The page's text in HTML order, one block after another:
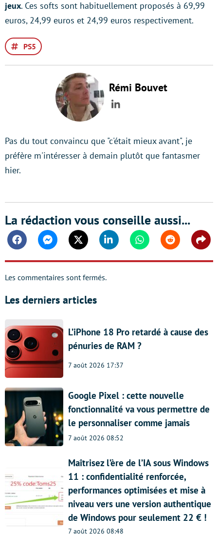
jeux. Ces softs sont habituellement proposés à 69,99
euros, 24,99 euros et 24,99 euros respectivement.
PS5
Rémi Bouvet
LinkedIn
Pas du tout convaincu que "c'était mieux avant", je
préfère m'intéresser à demain plutôt que fantasmer
hier.
La rédaction vous conseille aussi...
FacebookMessengerTwitter Linkedin WhatsappReddit
Les commentaires sont fermés.
Les derniers articles
L’iPhone 18 Pro retardé à cause des
pénuries de RAM ?
7 août 2026 17:37
Google Pixel : cette nouvelle
fonctionnalité va vous permettre de
le personnaliser comme jamais
7 août 2026 08:52
Maîtrisez l’ère de l’IA sous Windows
11 : confidentialité renforcée,
performances optimisées et mise à
niveau vers une version authentique
de Windows pour seulement 22 € !
7 août 2026 08:48